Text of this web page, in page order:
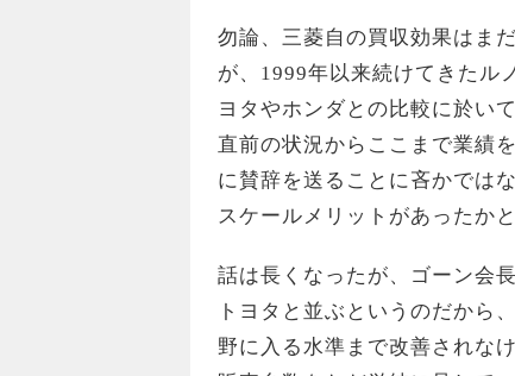
勿論、三菱自の買収効果はま
が、1999年以来続けてきたル
ヨタやホンダとの比較に於い
直前の状況からここまで業績
に賛辞を送ることに吝かでは
スケールメリットがあったか
話は長くなったが、ゴーン会
トヨタと並ぶというのだから
野に入る水準まで改善されな